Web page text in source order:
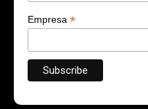
Empresa *